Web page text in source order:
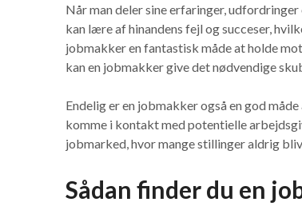
Når man deler sine erfaringer,
kan lære af hinandens fejl og succeser,
jobmakker en fantastisk måde at holde
kan en jobmakker give det nødvendige
Endelig er en jobmakker også en god
komme i kontakt med potentielle
jobmarked, hvor mange stillinger aldrig
Sådan finder du en